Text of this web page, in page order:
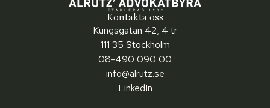
Kontakta oss
Kungsgatan 42, 4 tr
111 35 Stockholm
08-490 090 00
info@alrutz.se
LinkedIn